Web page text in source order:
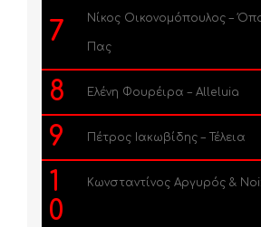
7 Νίκος Οικονομόπουλος –
Πας
8 Ελένη Φουρέιρα – Alleluia
9 Πέτρος Ιακωβίδης – Τέλεια
1
0
Κωνσταντίνος Αργυρός &